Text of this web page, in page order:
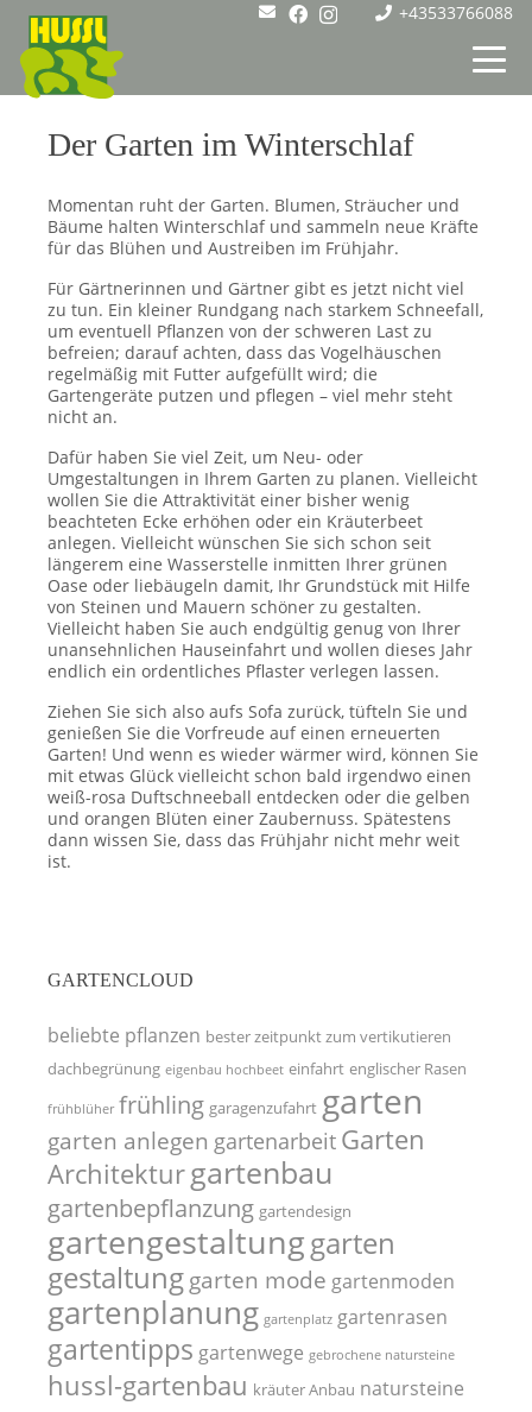
+43533766088
Der Garten im Winterschlaf
Momentan ruht der Garten. Blumen, Sträucher und
Bäume halten Winterschlaf und sammeln neue Kräfte
für das Blühen und Austreiben im Frühjahr.
Für Gärtnerinnen und Gärtner gibt es jetzt nicht viel
zu tun. Ein kleiner Rundgang nach starkem Schneefall,
um eventuell Pflanzen von der schweren Last zu
befreien; darauf achten, dass das Vogelhäuschen
regelmäßig mit Futter aufgefüllt wird; die
Gartengeräte putzen und pflegen – viel mehr steht
nicht an.
Dafür haben Sie viel Zeit, um Neu- oder
Umgestaltungen in Ihrem Garten zu planen. Vielleicht
wollen Sie die Attraktivität einer bisher wenig
beachteten Ecke erhöhen oder ein Kräuterbeet
anlegen. Vielleicht wünschen Sie sich schon seit
längerem eine Wasserstelle inmitten Ihrer grünen
Oase oder liebäugeln damit, Ihr Grundstück mit Hilfe
von Steinen und Mauern schöner zu gestalten.
Vielleicht haben Sie auch endgültig genug von Ihrer
unansehnlichen Hauseinfahrt und wollen dieses Jahr
endlich ein ordentliches Pflaster verlegen lassen.
Ziehen Sie sich also aufs Sofa zurück, tüfteln Sie und
genießen Sie die Vorfreude auf einen erneuerten
Garten! Und wenn es wieder wärmer wird, können Sie
mit etwas Glück vielleicht schon bald irgendwo einen
weiß-rosa Duftschneeball entdecken oder die gelben
und orangen Blüten einer Zaubernuss. Spätestens
dann wissen Sie, dass das Frühjahr nicht mehr weit
ist.
GARTENCLOUD
beliebte pflanzen bester zeitpunkt zum vertikutieren
dachbegrünung eigenbau hochbeet einfahrt englischer Rasen
frühblüher frühling garagenzufahrt garten
garten anlegen gartenarbeit Garten
Architekturgartenbau
gartenbepflanzung gartendesign
gartengestaltunggarten
gestaltunggarten mode gartenmoden
gartenplanung gartenplatz gartenrasen
gartentipps gartenwege gebrochene natursteine
hussl-gartenbau kräuter Anbau natursteine